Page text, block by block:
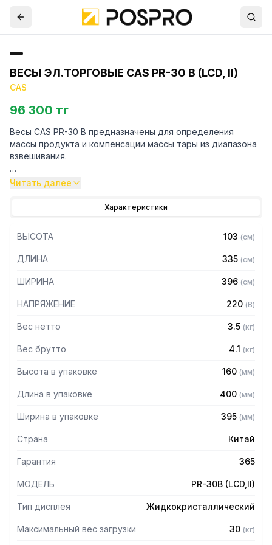
ВЕСЫ ЭЛ.ТОРГОВЫЕ CAS PR-30 B (LCD, II)
CAS
96 300 тг
Весы CAS PR-30 B предназначены для определения
массы продукта и компенсации массы тары из диапазона
взвешивания.
Особенности:
– Платформа из нержавеющей стали
– Автоматический расчет общей стоимости исходя из
массы и цены за единицу товара
– Расчет сдачи для экономии времени продавцу и
покупателю
– Суммирование стоимости нескольких весовых товаров
– Автоматический переход в спящий режим
– Поверочное деление e: 5 граммов
– 7 клавиш быстрого вызова товаров
– Число поверочных делений: 3000 n
– Число указателей дисплея: 6
– Диапазон уравновешивания тары: 100 %
Читать далее
Характеристики
ВЫСОТА 103 (см)
ДЛИНА 335 (см)
ШИРИНА 396 (см)
НАПРЯЖЕНИЕ 220 (В)
Вес нетто 3.5 (кг)
Вес брутто 4.1 (кг)
Высота в упаковке 160 (мм)
Длина в упаковке 400 (мм)
Ширина в упаковке 395 (мм)
Страна Китай
Гарантия 365
МОДЕЛЬ PR-30B (LCD,II)
Тип дисплея Жидкокристаллический
Максимальный вес загрузки 30 (кг)